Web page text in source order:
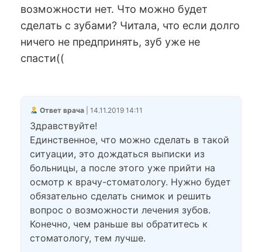
возможности нет. Что можно будет
сделать с зубами? Читала, что если долго
ничего не предпринять, зуб уже не
спасти((
Ответ врача| 14.11.2019 14:11
Здравствуйте!
Единственное, что можно сделать в такой
ситуации, это дождаться выписки из
больницы, а после этого уже прийти на
осмотр к врачу-стоматологу. Нужно будет
обязательно сделать снимок и решить
вопрос о возможности лечения зубов.
Конечно, чем раньше вы обратитесь к
стоматологу, тем лучше.